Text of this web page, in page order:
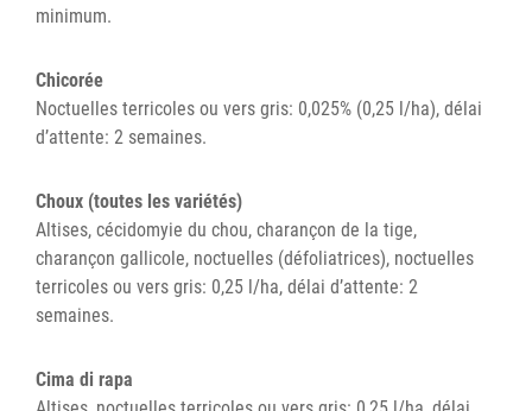
minimum.
Chicorée
Noctuelles terricoles ou vers gris: 0,025% (0,25 l/ha), délai
d’attente: 2 semaines.
Choux (toutes les variétés)
Altises, cécidomyie du chou, charançon de la tige,
charançon gallicole, noctuelles (défoliatrices), noctuelles
terricoles ou vers gris: 0,25 l/ha, délai d’attente: 2
semaines.
Cima di rapa